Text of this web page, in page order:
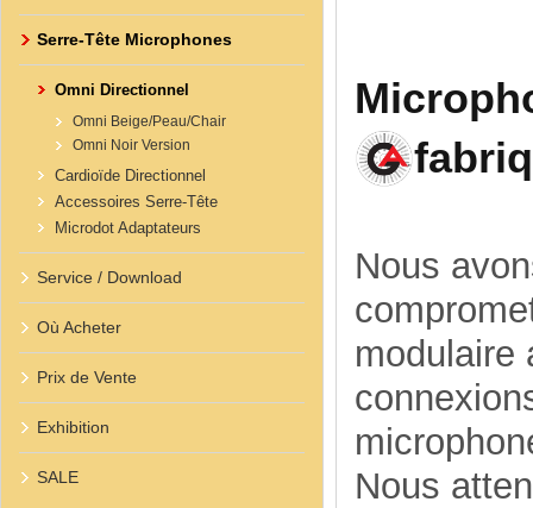
Serre-Tête Microphones
Omni Directionnel
Omni Beige/Peau/Chair
Omni Noir Version
Cardioïde Directionnel
Accessoires Serre-Tête
Microdot Adaptateurs
Service / Download
Où Acheter
Prix de Vente
Exhibition
SALE
Nous
modulaire
Nous